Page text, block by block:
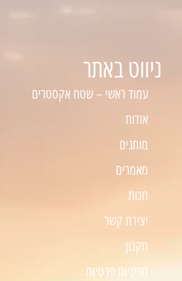
ניווט באתר
עמוד ראשי – שטח אקסטרים
אודות
מותגים
מאמרים
חנות
יצירת קשר
תקנון
מדיניות פרטיות